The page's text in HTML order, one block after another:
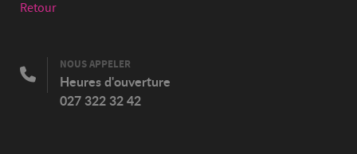
Retour
NOUS APPELER
Heures d'ouverture
027 322 32 42